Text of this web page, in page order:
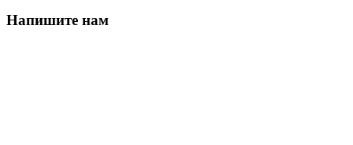
Напишите нам